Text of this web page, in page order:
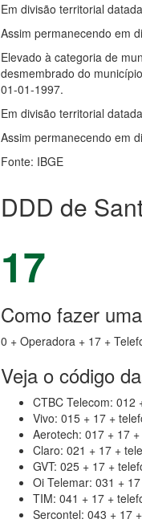
Em divisão territorial
Assim permanecendo em
Elevado à categoria de
desmembrado do
01-01-1997.
Em divisão territorial
Assim permanecendo em
Fonte: IBGE
DDD de
17
Como fazer
0 + Operadora + 17 +
Veja o código
CTBC Telecom: 012
Vivo: 015 + 17 +
Aerotech: 017 + 17
Claro: 021 + 17 +
GVT: 025 + 17 +
Oi Telemar: 031 +
TIM: 041 + 17 +
Sercontel: 043 + 17